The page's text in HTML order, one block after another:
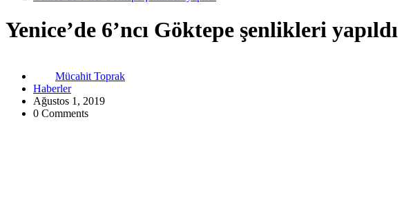
Yenice’de 6’ncı Göktepe şenlikleri yapıldı
Mücahit Toprak
Haberler
Ağustos 1, 2019
0 Comments